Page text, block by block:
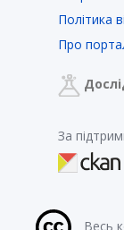
Політика
Про
За
Весь